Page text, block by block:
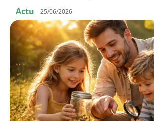
Actu 25/06/2026